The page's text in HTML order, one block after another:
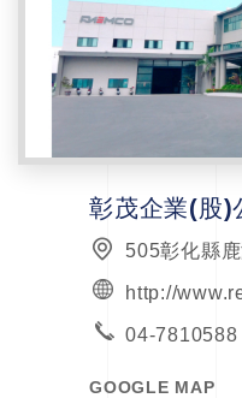
彰茂企業(股)
505彰化縣
http://
04-7810588
GOOGLE MAP